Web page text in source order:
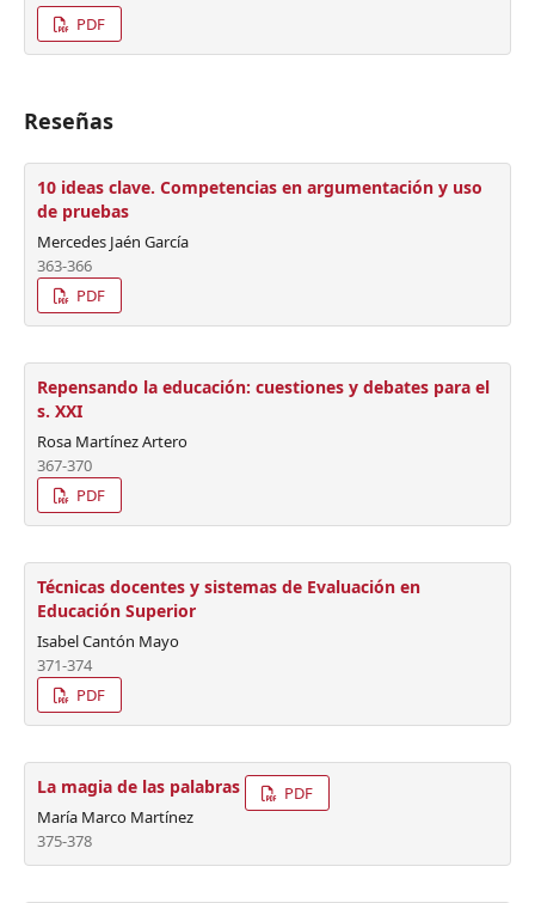
PDF
Reseñas
10 ideas clave. Competencias en argumentación y uso
de pruebas
Mercedes Jaén García
363-366
PDF
Repensando la educación: cuestiones y debates para el
s. XXI
Rosa Martínez Artero
367-370
PDF
Técnicas docentes y sistemas de Evaluación en
Educación Superior
Isabel Cantón Mayo
371-374
PDF
La magia de las palabras
María Marco Martínez
375-378
PDF